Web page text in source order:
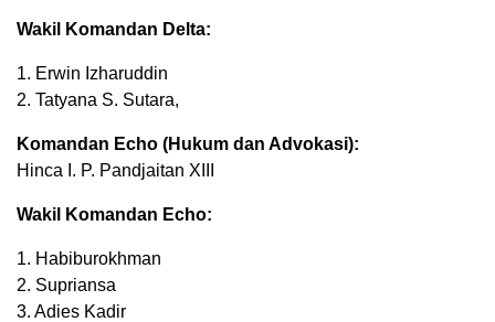
Wakil Komandan Delta:
1. Erwin Izharuddin
2. Tatyana S. Sutara,
Komandan Echo (Hukum dan Advokasi):
Hinca I. P. Pandjaitan XIII
Wakil Komandan Echo:
1. Habiburokhman
2. Supriansa
3. Adies Kadir